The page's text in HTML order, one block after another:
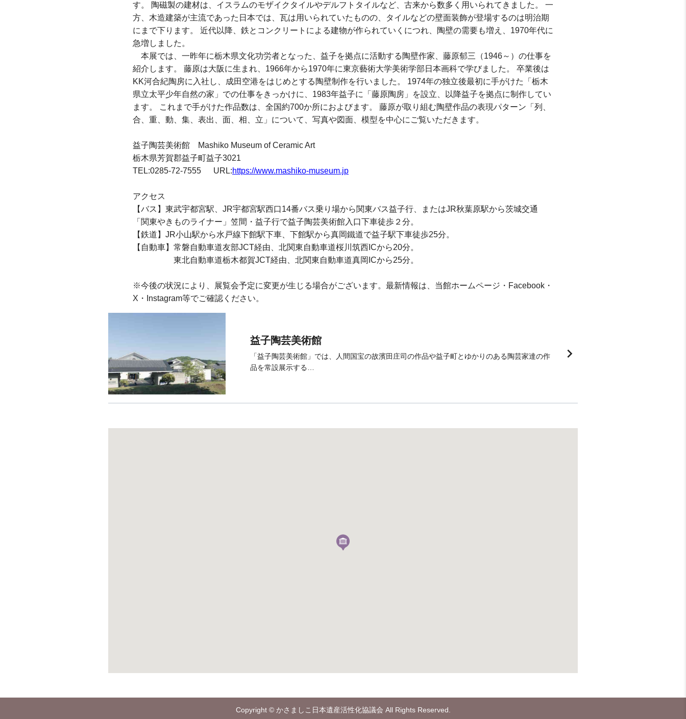
す。 陶磁製の建材は、イスラムのモザイクタイルやデルフトタイルなど、古来から数多く用いられてきました。 一
方、木造建築が主流であった日本では、瓦は用いられていたものの、タイルなどの壁面装飾が登場するのは明治期
にまで下ります。 近代以降、鉄とコンクリートによる建物が作られていくにつれ、陶壁の需要も増え、1970年代に
急増しました。
本展では、一昨年に栃木県文化功労者となった、益子を拠点に活動する陶壁作家、藤原郁三（1946～）の仕事を
紹介します。 藤原は大阪に生まれ、1966年から1970年に東京藝術大学美術学部日本画科で学びました。 卒業後は
KK河合紀陶房に入社し、成田空港をはじめとする陶壁制作を行いました。 1974年の独立後最初に手がけた「栃木
県立太平少年自然の家」での仕事をきっかけに、1983年益子に「藤原陶房」を設立、以降益子を拠点に制作してい
ます。 これまで手がけた作品数は、全国約700か所におよびます。 藤原が取り組む陶壁作品の表現パターン「列、
合、重、動、集、表出、面、相、立」について、写真や図面、模型を中心にご覧いただきます。
益子陶芸美術館 Mashiko Museum of Ceramic Art
栃木県芳賀郡益子町益子3021
TEL:0285-72-7555 URL:https://www.mashiko-museum.jp
アクセス
【バス】東武宇都宮駅、JR宇都宮駅西口14番バス乗り場から関東バス益子行、またはJR秋葉原駅から茨城交通
「関東やきものライナー」笠間・益子行で益子陶芸美術館入口下車徒歩２分。
【鉄道】JR小山駅から水戸線下館駅下車、下館駅から真岡鐵道で益子駅下車徒歩25分。
【自動車】常磐自動車道友部JCT経由、北関東自動車道桜川筑西ICから20分。
東北自動車道栃木都賀JCT経由、北関東自動車道真岡ICから25分。
※今後の状況により、展覧会予定に変更が生じる場合がございます。最新情報は、当館ホームページ・Facebook・
X・Instagram等でご確認ください。
益子陶芸美術館
「益子陶芸美術館」では、人間国宝の故濱田庄司の作品や益子町とゆかりのある陶芸家達の作
品を常設展示する…
keyboard_arrow_right
Copyright © かさましこ日本遺産活性化協議会 All Rights Reserved.